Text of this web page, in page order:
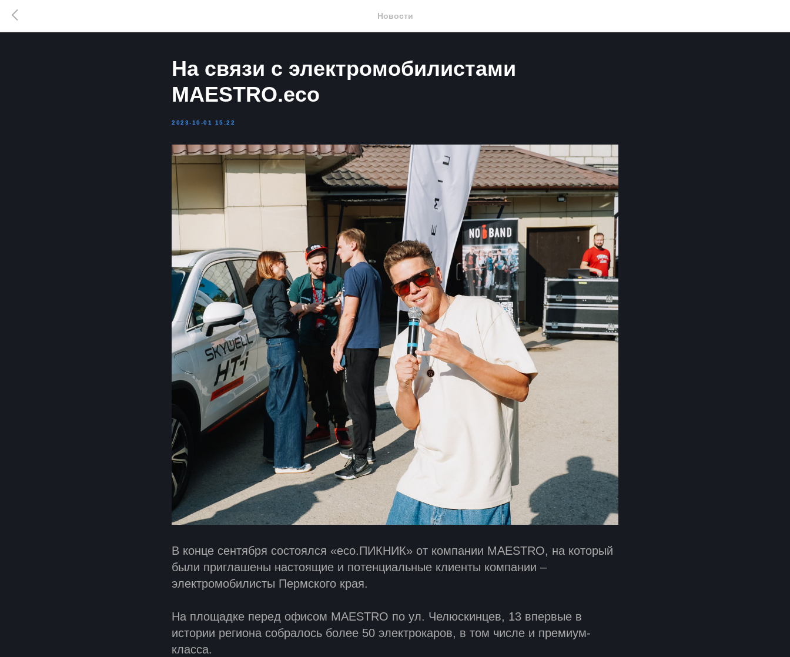
Новости
На связи с электромобилистами
MAESTRO.eco
2023-10-01 15:22
В конце сентября состоялся «eco.ПИКНИК» от компании MAESTRO, на который
были приглашены настоящие и потенциальные клиенты компании –
электромобилисты Пермского края.
На площадке перед офисом MAESTRO по ул. Челюскинцев, 13 впервые в
истории региона собралось более 50 электрокаров, в том числе и премиум-
класса.